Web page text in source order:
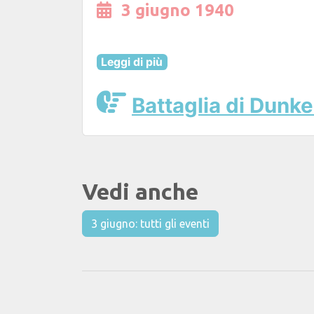
3 giugno 1940
Leggi di più
Battaglia di
Vedi anche
3 giugno: tutti gli eventi